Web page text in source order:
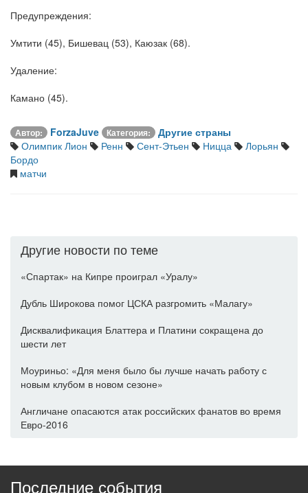
Предупреждения:
Умтити (45), Бишевац (53), Каюзак (68).
Удаление:
Камано (45).
Автор: ForzaJuve Категория:
Другие страны
Олимпик Лион
Ренн Сент-Этьен Ницца
Лорьян
Бордо
матчи
Другие новости по теме
«Спартак» на Кипре проиграл «Уралу»
Дубль Широкова помог ЦСКА разгромить «Малагу»
Дисквалификация Блаттера и Платини сокращена до
шести лет
Моуриньо: «Для меня было бы лучше начать работу с
новым клубом в новом сезоне»
Англичане опасаются атак российских фанатов во время
Евро-2016
Последние события